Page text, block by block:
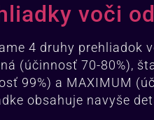
voči
4 druhy prehliadok
(účinnosť 70-80%),
99%) a MAXIMUM
obsahuje navyše